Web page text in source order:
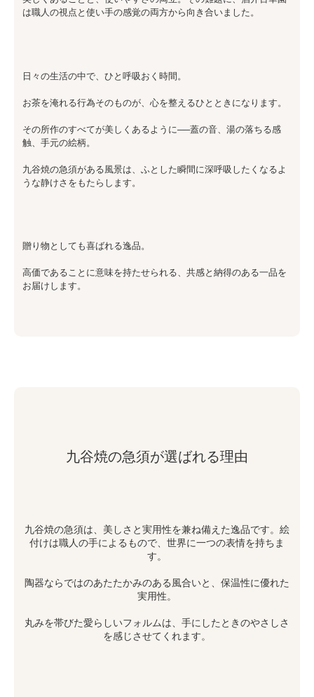
は職人の視点と使い手の感覚の両方から向き合いました。
日々の生活の中で、ひと呼吸おく時間。
お茶を淹れる行為そのものが、心を整えるひとときになります。
その所作のすべてが美しくあるように──蓋の音、湯の落ちる感
触、手元の絵柄。
九谷焼の急須がある風景は、ふとした瞬間に深呼吸したくなるよ
うな静けさをもたらします。
贈り物としても喜ばれる逸品。
高価であることに意味を持たせられる、共感と納得のある一品を
お届けします。
九谷焼の急須が選ばれる理由
九谷焼の急須は、美しさと実用性を兼ね備えた逸品です。絵
付けは職人の手によるもので、世界に一つの表情を持ちま
す。
陶器ならではのあたたかみのある風合いと、保温性に優れた
実用性。
丸みを帯びた愛らしいフォルムは、手にしたときのやさしさ
を感じさせてくれます。